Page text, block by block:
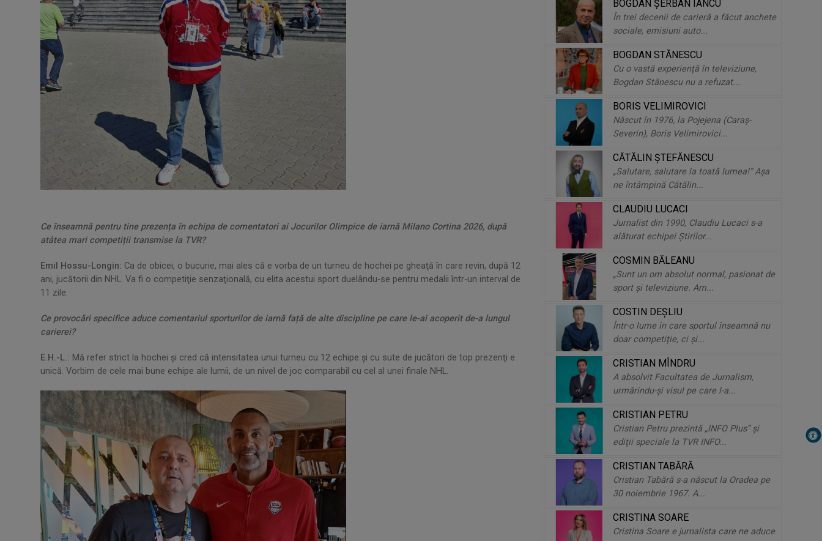
Ce înseamnă pentru tine prezența în echipa de comentatori ai Jocurilor Olimpice de iarnă Milano Cortina 2026, după
atâtea mari competiții transmise la TVR?
Emil Hossu-Longin: Ca de obicei, o bucurie, mai ales că e vorba de un turneu de hochei pe gheaţă în care revin, după 12
ani, jucătorii din NHL. Va fi o competiţie senzaţională, cu elita acestui sport duelându-se pentru medalii într-un interval de
11 zile.
Ce provocări specifice aduce comentariul sporturilor de iarnă față de alte discipline pe care le-ai acoperit de-a lungul
carierei?
E.H.-L.: Mă refer strict la hochei şi cred că intensitatea unui turneu cu 12 echipe şi cu sute de jucători de top prezenţi e
unică. Vorbim de cele mai bune echipe ale lumii, de un nivel de joc comparabil cu cel al unei finale NHL.
Monica Bucur, vocea patinajului
Cortina ...
explică economia pentru românii
de pretutindeni
Pasiunea care s-a transformat în
meserie – povestea lui Cosmin
Băleanu
Kyrie Mendél: „Eu și muzica am
fost nedespărțiți din acea seară”
Iuliana Tudor, „fata noastră”. Crede,
împărțim contemporaneitatea în
«înainte și ...
De vorbă cu Cătălin Ștefănescu,
despre curiozitate, dialogul tihnit și
arta ...
Mădălina Chiţu: „Încă sunt în
căutarea formulei în care să fac
BOGDAN ŞERBAN IANCU
În trei decenii de carieră a făcut anchete
sociale, emisiuni auto...
BOGDAN STĂNESCU
Cu o vastă experiență în televiziune,
Bogdan Stănescu nu a refuzat...
BORIS VELIMIROVICI
Născut în 1976, la Pojejena (Caraş-
Severin), Boris Velimirovici...
CĂTĂLIN ŞTEFĂNESCU
„Salutare, salutare la toată lumea!” Aşa
ne întâmpină Cătălin...
CLAUDIU LUCACI
Jurnalist din 1990, Claudiu Lucaci s-a
alăturat echipei Ştirilor...
COSMIN BĂLEANU
„Sunt un om absolut normal, pasionat de
sport și televiziune. Am...
COSTIN DEŞLIU
Într-o lume în care sportul înseamnă nu
doar competiție, ci și...
CRISTIAN MÎNDRU
A absolvit Facultatea de Jurnalism,
urmărindu-şi visul pe care l-a...
CRISTIAN PETRU
Cristian Petru prezintă „INFO Plus” şi
ediţii speciale la TVR INFO...
CRISTIAN TABĂRĂ
Cristian Tabără s-a născut la Oradea pe
30 noiembrie 1967. A...
CRISTINA SOARE
Cristina Soare e jurnalista care ne aduce